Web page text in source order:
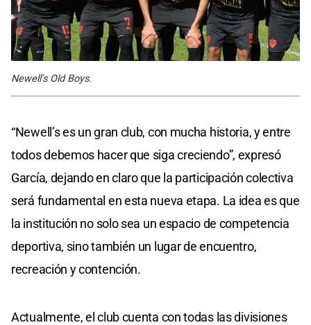
Newell's Old Boys.
“Newell’s es un gran club, con mucha historia, y entre
todos debemos hacer que siga creciendo”, expresó
García, dejando en claro que la participación colectiva
será fundamental en esta nueva etapa. La idea es que
la institución no solo sea un espacio de competencia
deportiva, sino también un lugar de encuentro,
recreación y contención.
Actualmente, el club cuenta con todas las divisiones